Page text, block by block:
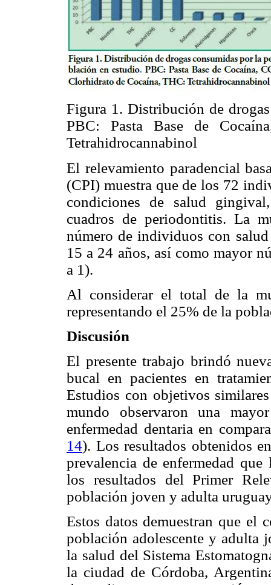
Figura 1. Distribución de
PBC: Pasta Base de
Tetrahidrocannabinol
El relevamiento paradencial
(CPI) muestra que de los 72
condiciones de salud
cuadros de periodontitis. La
número de individuos con
15 a 24 años, así como mayor
a 1).
Al considerar el total de la
representando el 25% de la
Discusión
El presente trabajo brindó
bucal en pacientes en
Estudios con objetivos
mundo observaron una
enfermedad dentaria en
14). Los resultados obtenidos
prevalencia de enfermedad
los resultados del Primer
población joven y adulta
Estos datos demuestran que el
población adolescente y adulta
la salud del Sistema
la ciudad de Córdoba,